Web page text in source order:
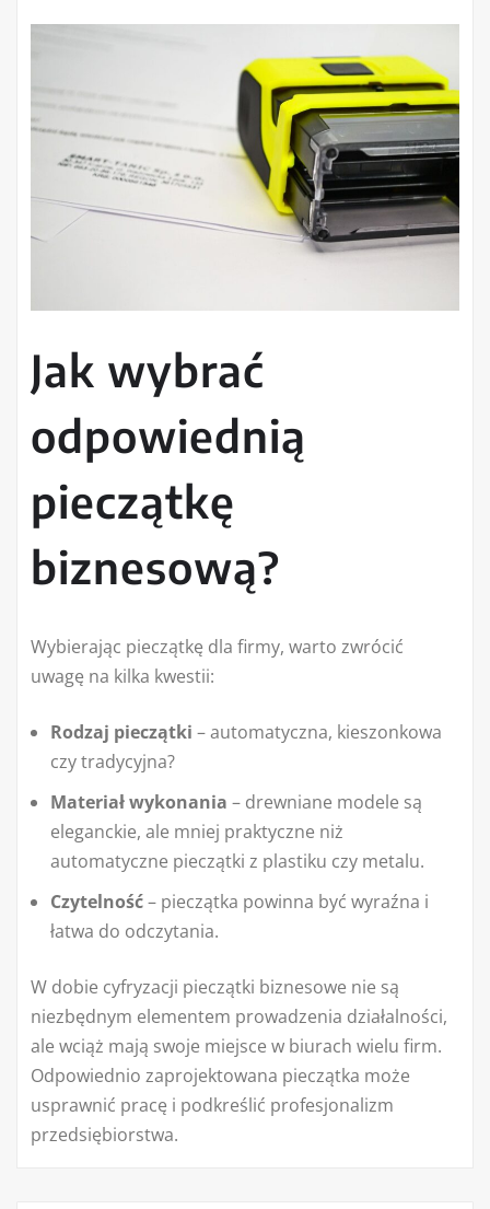
Jak wybrać
odpowiednią
pieczątkę
biznesową?
Wybierając pieczątkę dla firmy, warto zwrócić
uwagę na kilka kwestii:
Rodzaj pieczątki – automatyczna, kieszonkowa
czy tradycyjna?
Materiał wykonania – drewniane modele są
eleganckie, ale mniej praktyczne niż
automatyczne pieczątki z plastiku czy metalu.
Czytelność– pieczątka powinna być wyraźna i
łatwa do odczytania.
W dobie cyfryzacji pieczątki biznesowe nie są
niezbędnym elementem prowadzenia działalności,
ale wciąż mają swoje miejsce w biurach wielu firm.
Odpowiednio zaprojektowana pieczątka może
usprawnić pracę i podkreślić profesjonalizm
przedsiębiorstwa.